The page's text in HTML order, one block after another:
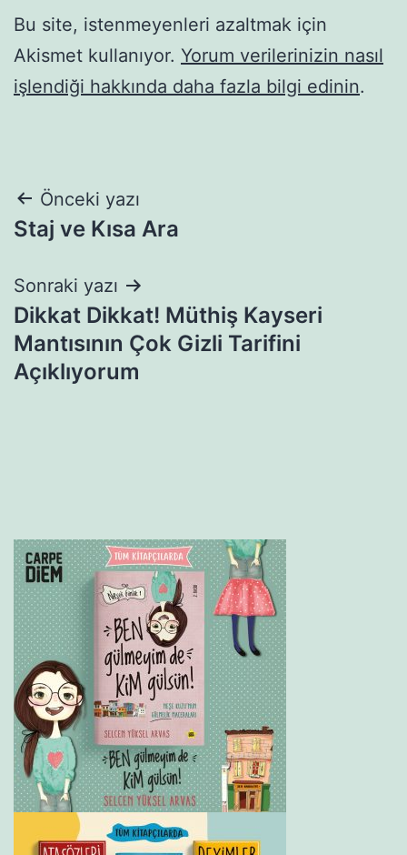
Bu site, istenmeyenleri azaltmak için
Akismet kullanıyor. Yorum verilerinizin nasıl
işlendiği hakkında daha fazla bilgi edinin.
Yazı
gezinmesi
Önceki yazı
Staj ve Kısa Ara
Sonraki yazı
Dikkat Dikkat! Müthiş Kayseri
Mantısının Çok Gizli Tarifini
Açıklıyorum